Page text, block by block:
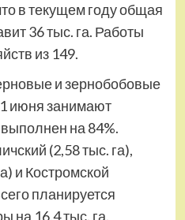
в текущем году общая
36 тыс. га. Работы
из 149.
и зернобобовые
июня занимают
на 84%.
(2,58 тыс. га),
и Костромской
планируется
на 16,4 тыс. га.